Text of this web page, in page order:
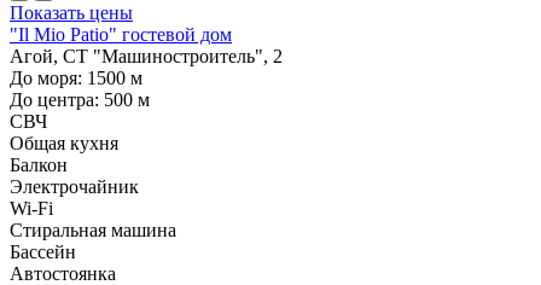
Показать цены
"Il Mio Patio" гостевой дом
Агой, СТ "Машиностроитель", 2
До моря: 1500 м
До центра: 500 м
СВЧ
Общая кухня
Балкон
Электрочайник
Wi-Fi
Стиральная машина
Бассейн
Автостоянка